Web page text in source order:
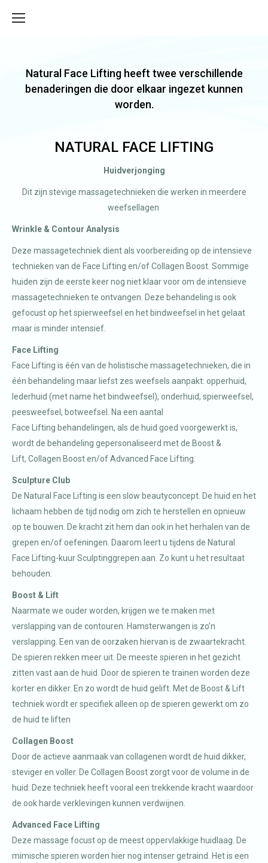
Natural Face Lifting heeft twee verschillende
benaderingen die door elkaar ingezet kunnen
worden.
NATURAL FACE LIFTING
Huidverjonging
Dit zijn stevige massagetechnieken die werken in meerdere
weefsellagen
Wrinkle & Contour Analysis
Deze massagetechniek dient als voorbereiding op de intensieve
technieken van de Face Lifting en/of Collagen Boost. Sommige
huiden zijn de eerste keer nog niet klaar voor om de intensieve
massagetechnieken te ontvangen. Deze behandeling is ook
gefocust op het spierweefsel en het bindweefsel in het gelaat
maar is minder intensief.
Face Lifting
Face Lifting is één van de holistische massagetechnieken, die in
één behandeling maar liefst zes weefsels aanpakt: opperhuid,
lederhuid (met name het bindweefsel), onderhuid, spierweefsel,
peesweefsel, botweefsel. Na een aantal
Face Lifting behandelingen, als de huid goed voorgewerkt is,
wordt de behandeling gepersonaliseerd met de Boost &
Lift, Collagen Boost en/of Advanced Face Lifting.
Sculpture Club
De Natural Face Lifting is een slow beautyconcept. De huid en het
lichaam hebben de tijd nodig om zich te herstellen en opnieuw
op te bouwen. De kracht zit hem dan ook in het herhalen van de
grepen en/of oefeningen. Daarom leert u tijdens de Natural
Face Lifting-kuur Sculptinggrepen aan. Zo kunt u het resultaat
behouden.
Boost & Lift
Naarmate we ouder worden, krijgen we te maken met
verslapping van de contouren. Hamsterwangen is zo’n
verslapping. Een van de oorzaken hiervan is de zwaartekracht.
De spieren rekken meer uit. De meeste spieren in het gezicht
zitten vast aan de huid. Door de spieren te trainen worden deze
korter en dikker. En zo wordt de huid gelift. Met de Boost & Lift
techniek wordt er specifiek alleen op de spieren gewerkt om zo
de huid te liften
Collagen Boost
Door de actieve aanmaak van collagenen wordt de huid dikker,
steviger en voller. De Collagen Boost zorgt voor de volume in de
huid. Deze techniek heeft vooral een trekkende kracht waardoor
de ook harde verklevingen kunnen verdwijnen.
Advanced Face Lifting
Deze massage focust op de meest oppervlakkige huidlaag. De
mimische spieren worden hier nog intenser getraind. Het is een